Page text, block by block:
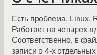
Есть проблема. Linux,
Работает на четырех
Соответственно, в
записи о 4-x